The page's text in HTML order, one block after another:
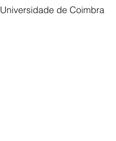
Universidade de Coimbra